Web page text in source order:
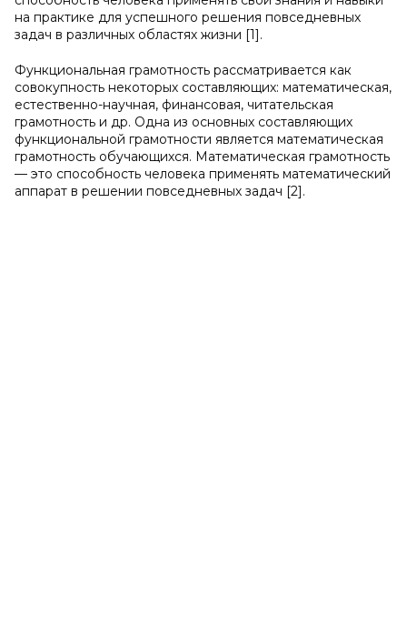
на практике для успешного решения повседневных
задач в различных областях жизни [1].
Функциональная грамотность рассматривается как
совокупность некоторых составляющих: математическая,
естественно-научная, финансовая, читательская
грамотность и др. Одна из основных составляющих
функциональной грамотности является математическая
грамотность обучающихся. Математическая грамотность
— это способность человека применять математический
аппарат в решении повседневных задач [2].